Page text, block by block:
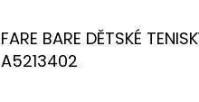
FARE BARE DĚTSKÉ
A5213402